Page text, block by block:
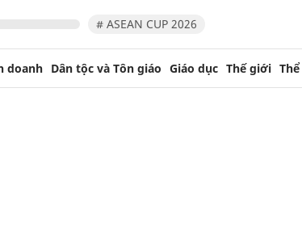
# ASEAN CUP 2026
doanh Dân tộc và Tôn giáo Giáo dục Thế giới